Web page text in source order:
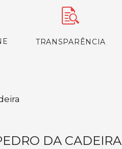
TRANSPARÊNCIA
DA CADEIRA